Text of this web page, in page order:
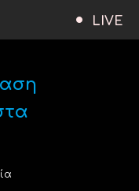
LIVE